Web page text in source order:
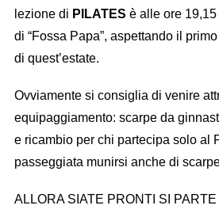
lezione di PILATES è alle ore 19,15
di “Fossa Papa”, aspettando il
di quest’estate.
Ovviamente si consiglia di venire
equipaggiamento: scarpe da
e ricambio per chi partecipa solo al
passeggiata munirsi anche di
ALLORA SIATE PRONTI SI